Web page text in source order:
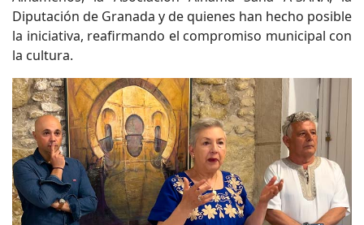
Diputación de Granada y de quienes han hecho posible
la iniciativa, reafirmando el compromiso municipal con
la cultura.